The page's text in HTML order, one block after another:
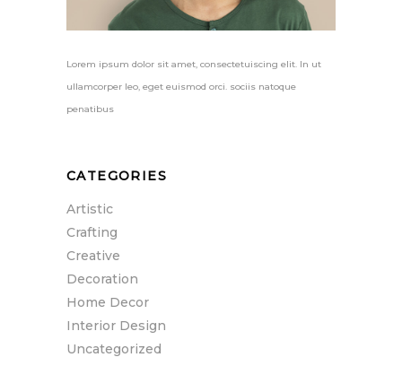
Lorem ipsum dolor sit amet, consectetuiscing elit. In ut
ullamcorper leo, eget euismod orci. sociis natoque
penatibus
CATEGORIES
Artistic
Crafting
Creative
Decoration
Home Decor
Interior Design
Uncategorized